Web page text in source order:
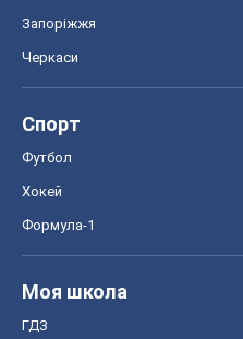
Запоріжжя
Черкаси
Спорт
Футбол
Хокей
Формула-1
Моя школа
ГДЗ